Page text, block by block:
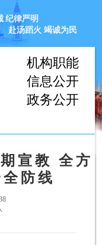
纪律严明
赴汤蹈火 竭诚为民
机构职能
信息公开
政务公开
宣教 全方
防线